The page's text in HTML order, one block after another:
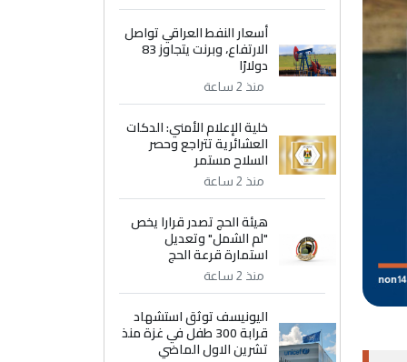
أسعار النفط العراقي تواصل
الارتفاع، وبرنت يتجاوز 83
دولارًا
منذ 2 ساعة
خلية الإعلام الأمني: الدكات
العشائرية تتراجع وحصر
السلاح مستمر
منذ 2 ساعة
هيئة الحج تصدر قرارا يخص
"لم الشمل" وتعديل
استمارة قرعة الحج
منذ 2 ساعة
اليونيسف توثق استشهاد
قرابة 300 طفل في غزة منذ
تشرين الاول الماضي